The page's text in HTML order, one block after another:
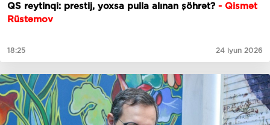
QS reytinqi: prestij, yoxsa pulla alınan şöhrət? - Qismət
Rüstəmov
18:25 24 iyun 2026